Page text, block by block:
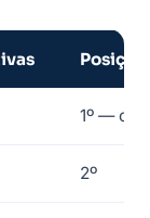
Posição
1º —
2º